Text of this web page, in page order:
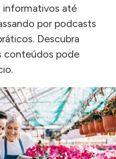
informativos até
por podcasts
Descubra
conteúdos pode